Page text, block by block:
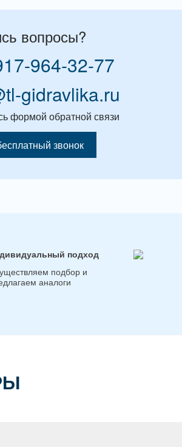
вопросы?
964-32-77
gidravlika.ru
формой обратной связи
звонок
подход
подбор и
аналоги